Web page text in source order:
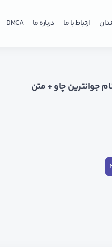
ارتباط با ما درباره ما DMCA
جوانترین چاو + متن